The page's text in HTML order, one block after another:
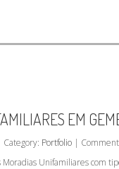
EM
Portfolio |
Unifamiliares com